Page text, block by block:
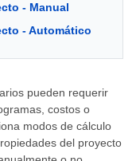
- Manual
- Automático
pueden requerir
costos o
modos de cálculo
del proyecto